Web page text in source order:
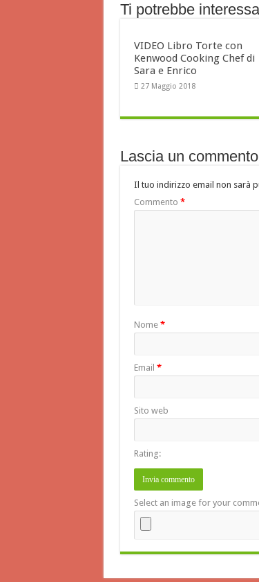
Ti potrebbe
VIDEO Libro Torte con
Kenwood Cooking Chef di
Sara e Enrico
27 Maggio 2018
Lascia un commento
Il tuo indirizzo email non sarà
Commento *
Nome *
Email *
Sito web
Rating:
Select an image for your